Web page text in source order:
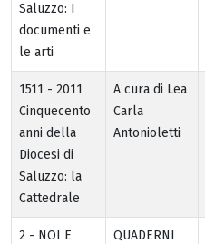
Saluzzo: I
documenti e
le arti
1511 - 2011
Cinquecento
anni della
Diocesi di
Saluzzo: la
Cattedrale
A cura di Lea
Carla
Antonioletti
2 - NOI E
QUADERNI